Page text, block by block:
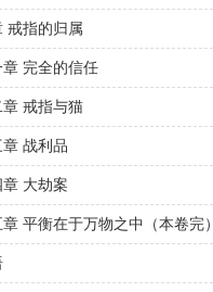
戒指的归属
完全的信任
戒指与猫
战利品
大劫案
平衡在于万物之中（本卷完）